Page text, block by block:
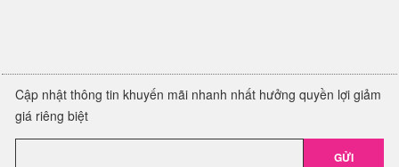
Cập nhật thông tin khuyến mãi nhanh nhất hưởng quyền lợi giảm
giá riêng biệt
GỬI